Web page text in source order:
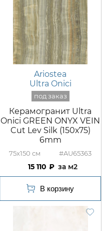
Ariostea
Ultra Onici
Керамогранит Ultra
Onici GREEN ONYX VEIN
Cut Lev Silk (150х75)
6mm
75x150 #AU65363
15 110 м2